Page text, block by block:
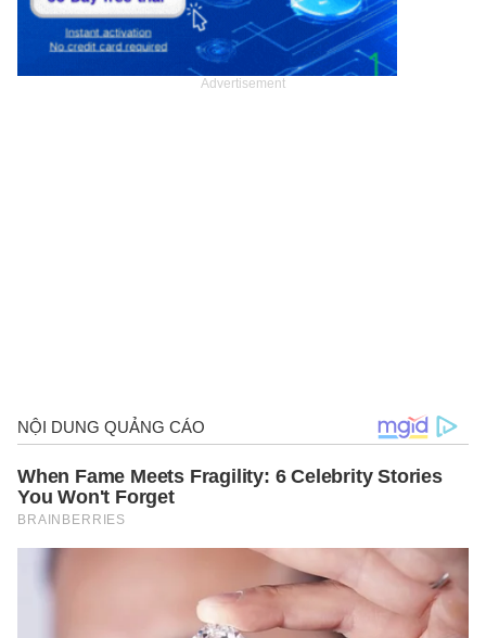
Advertisement